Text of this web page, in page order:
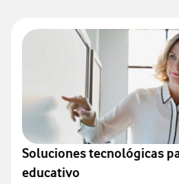
Soluciones tecnológicas
educativo